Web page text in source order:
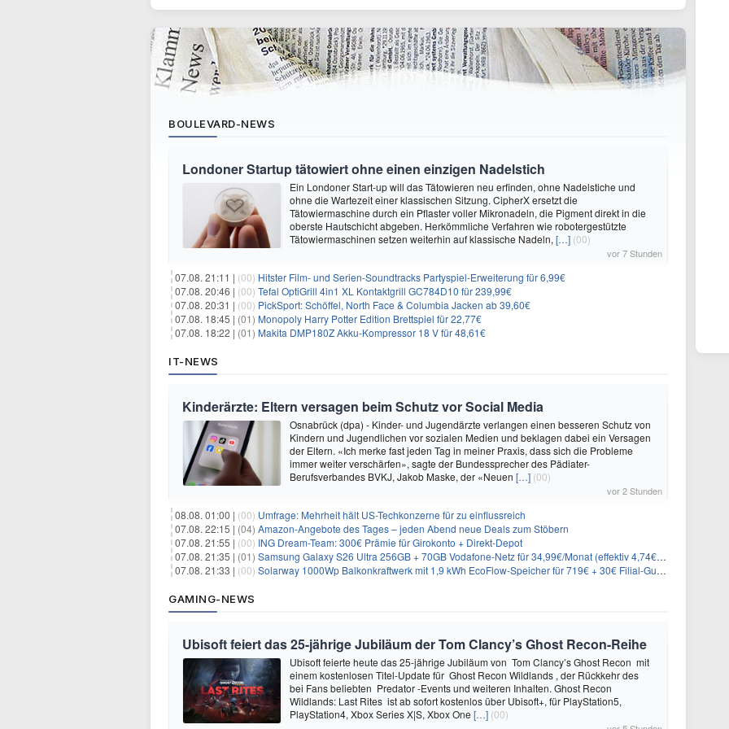
BOULEVARD-NEWS
Londoner Startup tätowiert ohne einen einzigen Nadelstich
Ein Londoner Start-up will das Tätowieren neu erfinden, ohne Nadelstiche und
ohne die Wartezeit einer klassischen Sitzung. CipherX ersetzt die
Tätowiermaschine durch ein Pflaster voller Mikronadeln, die Pigment direkt in die
oberste Hautschicht abgeben. Herkömmliche Verfahren wie robotergestützte
Tätowiermaschinen setzen weiterhin auf klassische Nadeln, […] (00)
vor 7 Stunden
07.08. 21:11 | (00) Hitster Film- und Serien-Soundtracks Partyspiel-Erweiterung für 6,99€
07.08. 20:46 | (00) Tefal OptiGrill 4in1 XL Kontaktgrill GC784D10 für 239,99€
07.08. 20:31 | (00) PickSport: Schöffel, North Face & Columbia Jacken ab 39,60€
07.08. 18:45 | (01) Monopoly Harry Potter Edition Brettspiel für 22,77€
07.08. 18:22 | (01) Makita DMP180Z Akku-Kompressor 18 V für 48,61€
IT-NEWS
Kinderärzte: Eltern versagen beim Schutz vor Social Media
Osnabrück (dpa) - Kinder- und Jugendärzte verlangen einen besseren Schutz von
Kindern und Jugendlichen vor sozialen Medien und beklagen dabei ein Versagen
der Eltern. «Ich merke fast jeden Tag in meiner Praxis, dass sich die Probleme
immer weiter verschärfen», sagte der Bundessprecher des Pädiater-
Berufsverbandes BVKJ, Jakob Maske, der «Neuen […] (00)
vor 2 Stunden
08.08. 01:00 | (00) Umfrage: Mehrheit hält US-Techkonzerne für zu einflussreich
07.08. 22:15 | (04) Amazon-Angebote des Tages – jeden Abend neue Deals zum Stöbern
07.08. 21:55 | (00) ING Dream-Team: 300€ Prämie für Girokonto + Direkt-Depot
07.08. 21:35 | (01) Samsung Galaxy S26 Ultra 256GB + 70GB Vodafone-Netz für 34,99€/Monat (effektiv 4,74€/Monat)
07.08. 21:33 | (00) Solarway 1000Wp Balkonkraftwerk mit 1,9 kWh EcoFlow-Speicher für 719€ + 30€ Filial-Gutschein
GAMING-NEWS
Ubisoft feiert das 25-jährige Jubiläum der Tom Clancy’s Ghost Recon-Reihe
Ubisoft feierte heute das 25-jährige Jubiläum von Tom Clancy’s Ghost Recon mit
einem kostenlosen Titel-Update für Ghost Recon Wildlands , der Rückkehr des
bei Fans beliebten Predator -Events und weiteren Inhalten. Ghost Recon
Wildlands: Last Rites ist ab sofort kostenlos über Ubisoft+, für PlayStation5,
PlayStation4, Xbox Series X|S, Xbox One […] (00)